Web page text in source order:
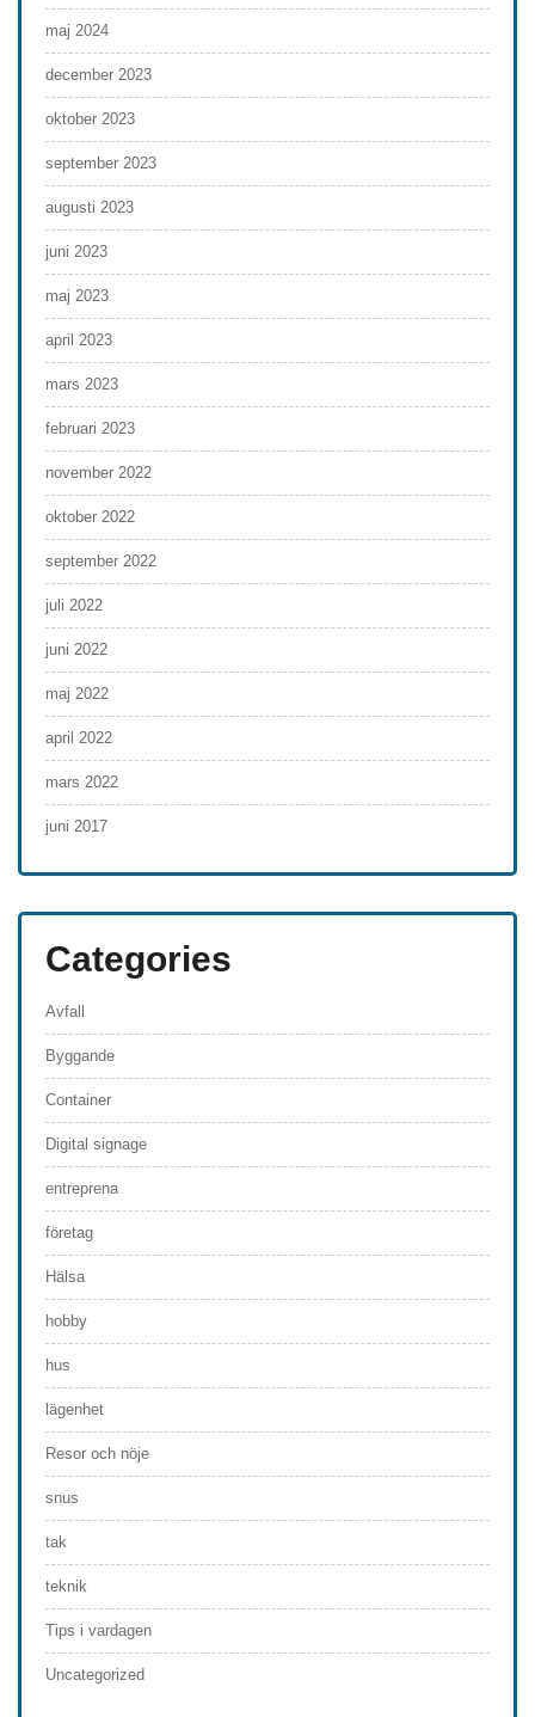
maj 2024
december 2023
oktober 2023
september 2023
augusti 2023
juni 2023
maj 2023
april 2023
mars 2023
februari 2023
november 2022
oktober 2022
september 2022
juli 2022
juni 2022
maj 2022
april 2022
mars 2022
juni 2017
Categories
Avfall
Byggande
Container
Digital signage
entreprena
företag
Hälsa
hobby
hus
lägenhet
Resor och nöje
snus
tak
teknik
Tips i vardagen
Uncategorized